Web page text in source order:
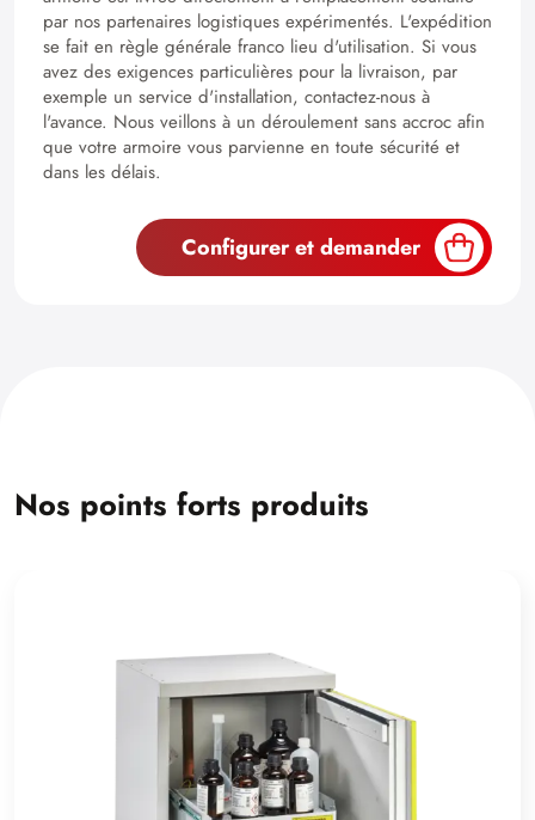
par nos partenaires logistiques expérimentés. L'expédition
se fait en règle générale franco lieu d'utilisation. Si vous
avez des exigences particulières pour la livraison, par
exemple un service d'installation, contactez-nous à
l'avance. Nous veillons à un déroulement sans accroc afin
que votre armoire vous parvienne en toute sécurité et
dans les délais.
Configurer et demander
Nos points forts produits